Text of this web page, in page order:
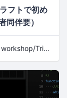
フトで初め
同伴要）
Kids Programming School 8x9(hack) workshop/Trial Lesson